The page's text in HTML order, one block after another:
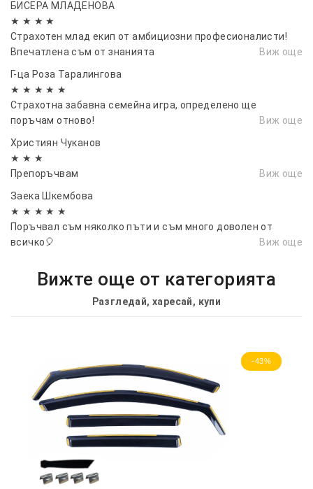
БИСЕРА МЛАДЕНОВА
★ ★ ★ ★
Страхотен млад екип от амбициозни професионалисти!
Впечатленa съм от знанията
Виж още
Г-ца Роза Таралингова
★ ★ ★ ★ ★
Страхотна забавна семейна игра, определено ще
поръчам отново!
Виж още
Християн Чуканов
★ ★ ★
Препоръчвам
Виж още
Заека Шкембова
★ ★ ★ ★ ★
Поръчвал съм няколко пъти и съм много доволен от
всичко🎈
Виж още
Вижте още от категорията
Разгледай, харесай, купи
-43%